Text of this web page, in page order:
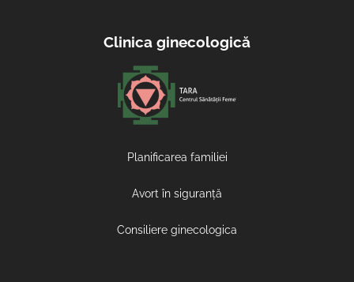
Clinica ginecologică
Planificarea familiei
Avort în siguranță
Consiliere ginecologica